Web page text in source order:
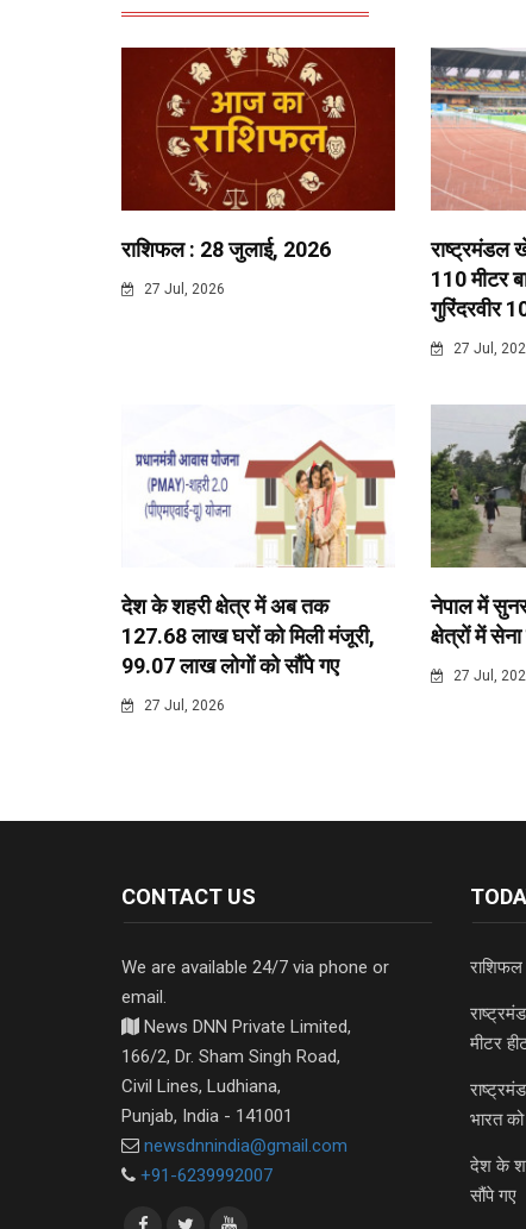
राशिफल : 28 जुलाई, 2026
27 Jul, 2026
राष्ट्रमंडल
110 मीटर
गुरिंदरवीर
27 Jul,
देश के शहरी क्षेत्र में अब तक
127.68 लाख घरों को मिली मंजूरी,
99.07 लाख लोगों को सौंपे गए
27 Jul, 2026
नेपाल में
क्षेत्रों में
27 Jul,
CONTACT US
We are available 24/7 via phone or
email.
News DNN Private Limited,
166/2, Dr. Sham Singh Road,
Civil Lines, Ludhiana,
Punjab, India - 141001
newsdnnindia@gmail.com
+91-6239992007
मीटर
भारत
देश के
सौंपे गए